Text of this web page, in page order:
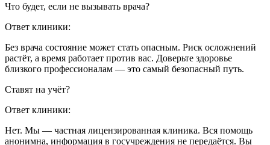
Что будет, если не вызывать врача?
Ответ клиники:
Без врача состояние может стать опасным. Риск осложнений
растёт, а время работает против вас. Доверьте здоровье
близкого профессионалам — это самый безопасный путь.
Ставят на учёт?
Ответ клиники:
Нет. Мы — частная лицензированная клиника. Вся помощь
анонимна, информация в госучреждения не передаётся. Вы